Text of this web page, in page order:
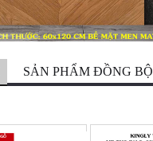
SẢN PHẨM ĐỒNG BỘ